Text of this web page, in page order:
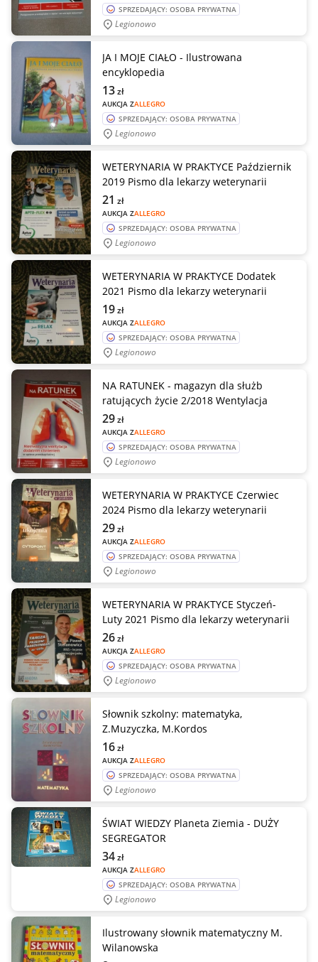
SPRZEDAJĄCY: OSOBA PRYWATNA
Legionowo
JA I MOJE CIAŁO - Ilustrowana
encyklopedia
AUKCJA ZALLEGRO
13zł
SPRZEDAJĄCY: OSOBA PRYWATNA
Legionowo
WETERYNARIA W PRAKTYCE Październik
2019 Pismo dla lekarzy weterynarii
AUKCJA ZALLEGRO
21 zł
SPRZEDAJĄCY: OSOBA PRYWATNA
Legionowo
WETERYNARIA W PRAKTYCE Dodatek
2021 Pismo dla lekarzy weterynarii
AUKCJA ZALLEGRO
19zł
SPRZEDAJĄCY: OSOBA PRYWATNA
Legionowo
NA RATUNEK - magazyn dla służb
ratujących życie 2/2018 Wentylacja
AUKCJA ZALLEGRO
29zł
SPRZEDAJĄCY: OSOBA PRYWATNA
Legionowo
WETERYNARIA W PRAKTYCE Czerwiec
2024 Pismo dla lekarzy weterynarii
AUKCJA ZALLEGRO
29zł
SPRZEDAJĄCY: OSOBA PRYWATNA
Legionowo
WETERYNARIA W PRAKTYCE Styczeń-
Luty 2021 Pismo dla lekarzy weterynarii
AUKCJA ZALLEGRO
26zł
SPRZEDAJĄCY: OSOBA PRYWATNA
Legionowo
Słownik szkolny: matematyka,
Z.Muzyczka, M.Kordos
AUKCJA ZALLEGRO
16zł
SPRZEDAJĄCY: OSOBA PRYWATNA
Legionowo
ŚWIAT WIEDZY Planeta Ziemia - DUŻY
SEGREGATOR
AUKCJA ZALLEGRO
34zł
SPRZEDAJĄCY: OSOBA PRYWATNA
Legionowo
Ilustrowany słownik matematyczny M.
Wilanowska